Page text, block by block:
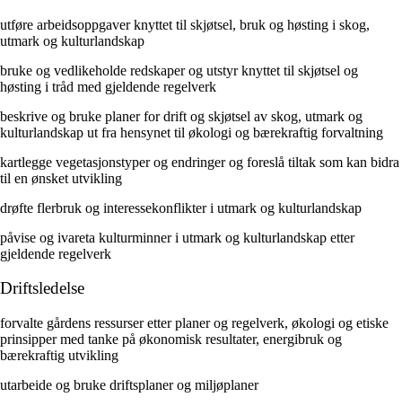
utføre arbeidsoppgaver knyttet til skjøtsel, bruk og høsting i skog,
utmark og kulturlandskap
bruke og vedlikeholde redskaper og utstyr knyttet til skjøtsel og
høsting i tråd med gjeldende regelverk
beskrive og bruke planer for drift og skjøtsel av skog, utmark og
kulturlandskap ut fra hensynet til økologi og bærekraftig forvaltning
kartlegge vegetasjonstyper og endringer og foreslå tiltak som kan bidra
til en ønsket utvikling
drøfte flerbruk og interessekonflikter i utmark og kulturlandskap
påvise og ivareta kulturminner i utmark og kulturlandskap etter
gjeldende regelverk
Driftsledelse
forvalte gårdens ressurser etter planer og regelverk, økologi og etiske
prinsipper med tanke på økonomisk resultater, energibruk og
bærekraftig utvikling
utarbeide og bruke driftsplaner og miljøplaner